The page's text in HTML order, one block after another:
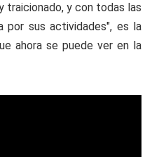
y con todas las
por sus actividades", es la
ahora se puede ver en la